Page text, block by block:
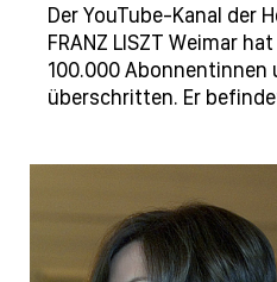
Der YouTube-Kanal der
FRANZ LISZT Weimar
100.000 Abonnentinnen
überschritten. Er